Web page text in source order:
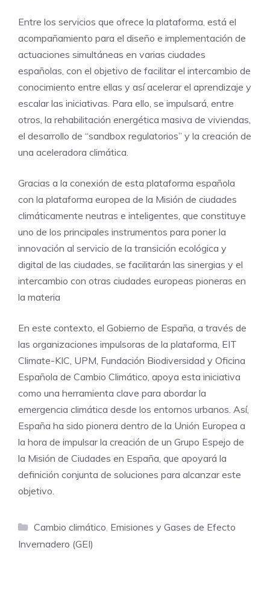
Entre los servicios que ofrece la plataforma, está el
acompañamiento para el diseño e implementación de
actuaciones simultáneas en varias ciudades
españolas, con el objetivo de facilitar el intercambio de
conocimiento entre ellas y así acelerar el aprendizaje y
escalar las iniciativas. Para ello, se impulsará, entre
otros, la rehabilitación energética masiva de viviendas,
el desarrollo de “sandbox regulatorios” y la creación de
una aceleradora climática.
Gracias a la conexión de esta plataforma española
con la plataforma europea de la Misión de ciudades
climáticamente neutras e inteligentes, que constituye
uno de los principales instrumentos para poner la
innovación al servicio de la transición ecológica y
digital de las ciudades, se facilitarán las sinergias y el
intercambio con otras ciudades europeas pioneras en
la materia
En este contexto, el Gobierno de España, a través de
las organizaciones impulsoras de la plataforma, EIT
Climate-KIC, UPM, Fundación Biodiversidad y Oficina
Española de Cambio Climático, apoya esta iniciativa
como una herramienta clave para abordar la
emergencia climática desde los entornos urbanos. Así,
España ha sido pionera dentro de la Unión Europea a
la hora de impulsar la creación de un Grupo Espejo de
la Misión de Ciudades en España, que apoyará la
definición conjunta de soluciones para alcanzar este
objetivo.
Categorías
Cambio climático, Emisiones y Gases de Efecto
Invernadero (GEI)